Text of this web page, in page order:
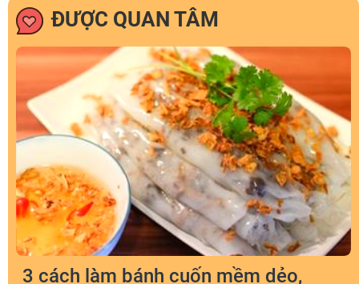
ĐƯỢC QUAN TÂM
3 cách làm bánh cuốn mềm dẻo,